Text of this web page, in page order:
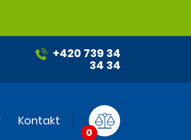
+420 739 34
34 34
Kontakt
0